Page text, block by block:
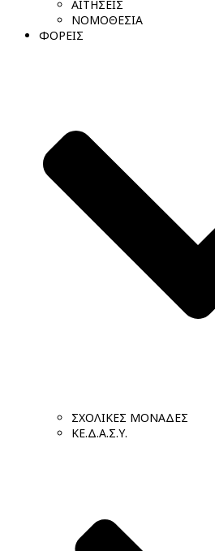
ΑΙΤΗΣΕΙΣ
ΝΟΜΟΘΕΣΙΑ
ΦΟΡΕΙΣ
ΣΧΟΛΙΚΕΣ ΜΟΝΑΔΕΣ
ΚΕ.Δ.Α.Σ.Υ.